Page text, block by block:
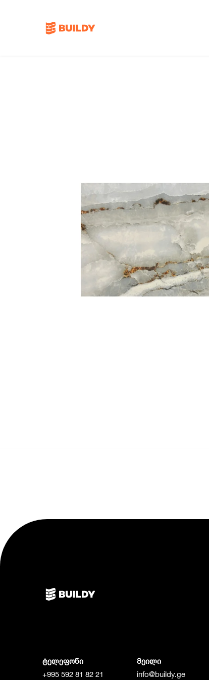
ტელეფონი
+995 592 81 82 21
მეილი
info@buildy.ge